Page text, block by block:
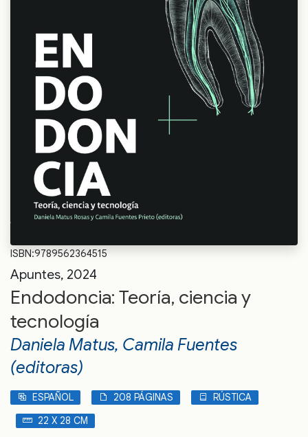
ISBN:9789562364515
Apuntes, 2024
Endodoncia: Teoría, ciencia y
tecnología
Daniela Matus, Camila Fuentes
(editoras)
ESPAÑOL 208 PÁGINAS
RÚSTICA
22 X 28 CM